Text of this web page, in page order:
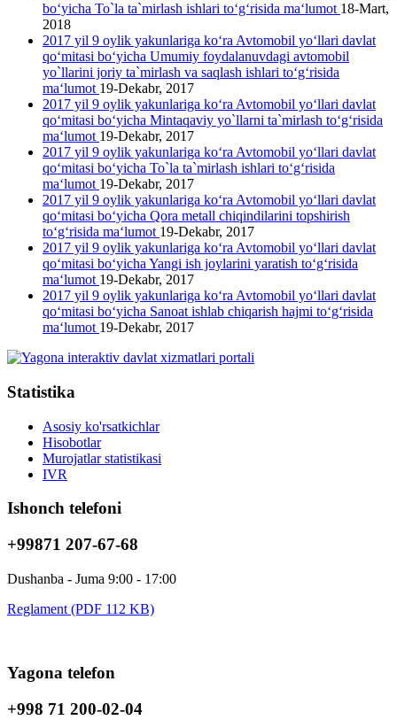
bo‘yicha To`la ta`mirlash ishlari to‘g‘risida ma‘lumot 18-Mart,
2018
2017 yil 9 oylik yakunlariga ko‘ra Avtomobil yo‘llari davlat
qo‘mitasi bo‘yicha Umumiy foydalanuvdagi avtomobil
yo`llarini joriy ta`mirlash va saqlash ishlari to‘g‘risida
ma‘lumot 19-Dekabr, 2017
2017 yil 9 oylik yakunlariga ko‘ra Avtomobil yo‘llari davlat
qo‘mitasi bo‘yicha Mintaqaviy yo`llarni ta`mirlash to‘g‘risida
ma‘lumot 19-Dekabr, 2017
2017 yil 9 oylik yakunlariga ko‘ra Avtomobil yo‘llari davlat
qo‘mitasi bo‘yicha To`la ta`mirlash ishlari to‘g‘risida
ma‘lumot 19-Dekabr, 2017
2017 yil 9 oylik yakunlariga ko‘ra Avtomobil yo‘llari davlat
qo‘mitasi bo‘yicha Qora metall chiqindilarini topshirish
to‘g‘risida ma‘lumot 19-Dekabr, 2017
2017 yil 9 oylik yakunlariga ko‘ra Avtomobil yo‘llari davlat
qo‘mitasi bo‘yicha Yangi ish joylarini yaratish to‘g‘risida
ma‘lumot 19-Dekabr, 2017
2017 yil 9 oylik yakunlariga ko‘ra Avtomobil yo‘llari davlat
qo‘mitasi bo‘yicha Sanoat ishlab chiqarish hajmi to‘g‘risida
ma‘lumot 19-Dekabr, 2017
Statistika
Asosiy ko'rsatkichlar
Hisobotlar
Murojatlar statistikasi
IVR
Ishonch telefoni
+99871 207-67-68
Dushanba - Juma 9:00 - 17:00
Reglament (PDF 112 KB)
Yagona telefon
+998 71 200-02-04